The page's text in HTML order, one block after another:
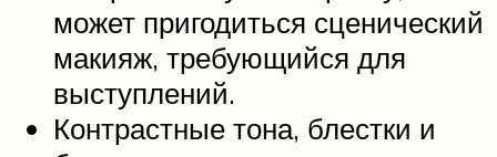
может пригодиться сценический
макияж, требующийся для
выступлений.
Контрастные тона, блестки и